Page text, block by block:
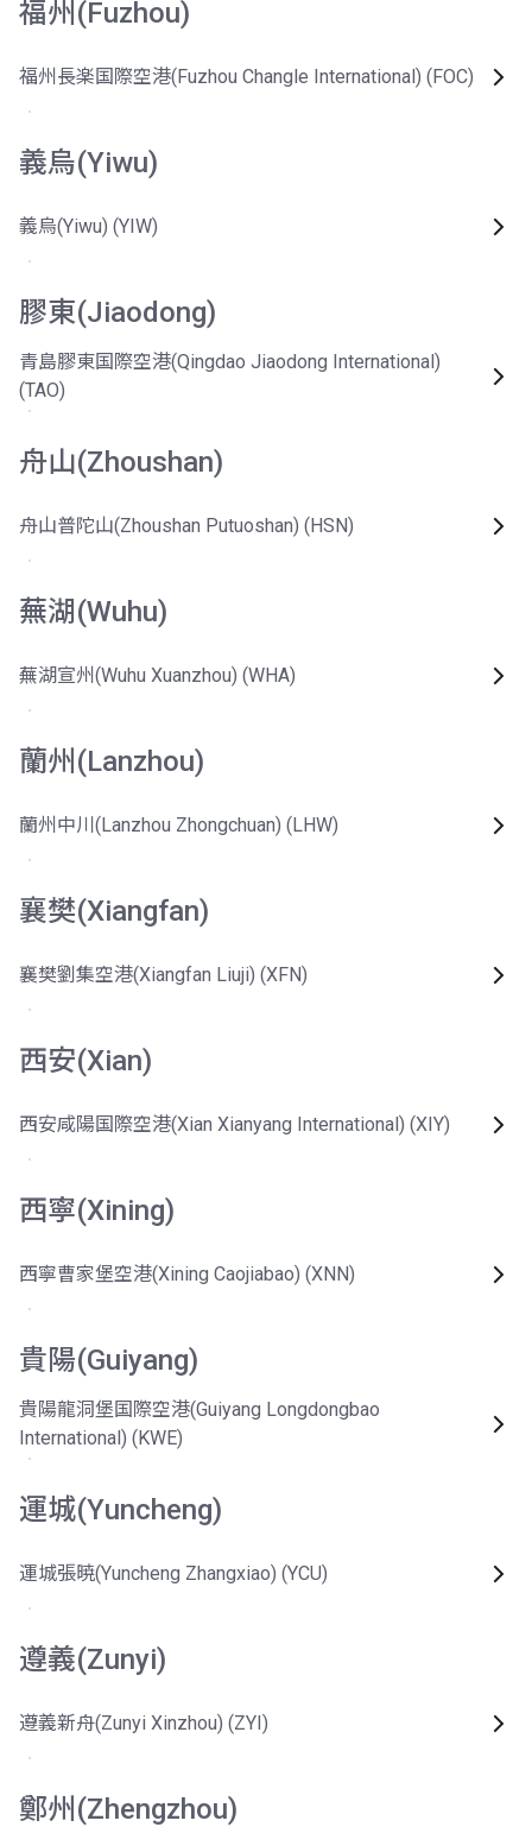
福州(Fuzhou)
福州長楽国際空港(Fuzhou Changle International) (FOC)
義烏(Yiwu)
義烏(Yiwu) (YIW)
膠東(Jiaodong)
青島膠東国際空港(Qingdao Jiaodong International)
(TAO)
舟山(Zhoushan)
舟山普陀山(Zhoushan Putuoshan) (HSN)
蕪湖(Wuhu)
蕪湖宣州(Wuhu Xuanzhou) (WHA)
蘭州(Lanzhou)
蘭州中川(Lanzhou Zhongchuan) (LHW)
襄樊(Xiangfan)
襄樊劉集空港(Xiangfan Liuji) (XFN)
西安(Xian)
西安咸陽国際空港(Xian Xianyang International) (XIY)
西寧(Xining)
西寧曹家堡空港(Xining Caojiabao) (XNN)
貴陽(Guiyang)
貴陽龍洞堡国際空港(Guiyang Longdongbao
International) (KWE)
運城(Yuncheng)
運城張暁(Yuncheng Zhangxiao) (YCU)
遵義(Zunyi)
遵義新舟(Zunyi Xinzhou) (ZYI)
鄭州(Zhengzhou)